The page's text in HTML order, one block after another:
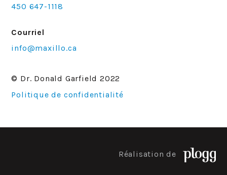
450 647-1118
Courriel
info@maxillo.ca
© Dr. Donald Garfield 2022
Politique de confidentialité
Réalisation de